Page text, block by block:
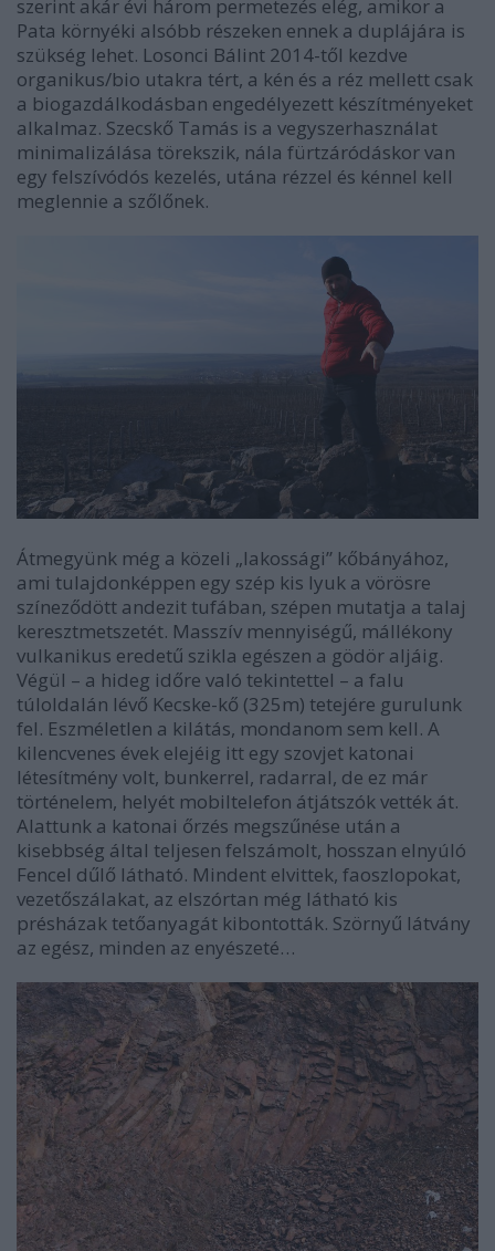
szerint akár évi három permetezés elég, amikor a
Pata környéki alsóbb részeken ennek a duplájára is
szükség lehet. Losonci Bálint 2014-től kezdve
organikus/bio utakra tért, a kén és a réz mellett csak
a biogazdálkodásban engedélyezett készítményeket
alkalmaz. Szecskő Tamás is a vegyszerhasználat
minimalizálása törekszik, nála fürtzáródáskor van
egy felszívódós kezelés, utána rézzel és kénnel kell
meglennie a szőlőnek.
Átmegyünk még a közeli „lakossági” kőbányához,
ami tulajdonképpen egy szép kis lyuk a vörösre
színeződött andezit tufában, szépen mutatja a talaj
keresztmetszetét. Masszív mennyiségű, mállékony
vulkanikus eredetű szikla egészen a gödör aljáig.
Végül – a hideg időre való tekintettel – a falu
túloldalán lévő Kecske-kő (325m) tetejére gurulunk
fel. Eszméletlen a kilátás, mondanom sem kell. A
kilencvenes évek elejéig itt egy szovjet katonai
létesítmény volt, bunkerrel, radarral, de ez már
történelem, helyét mobiltelefon átjátszók vették át.
Alattunk a katonai őrzés megszűnése után a
kisebbség által teljesen felszámolt, hosszan elnyúló
Fencel dűlő látható. Mindent elvittek, faoszlopokat,
vezetőszálakat, az elszórtan még látható kis
présházak tetőanyagát kibontották. Szörnyű látvány
az egész, minden az enyészeté…